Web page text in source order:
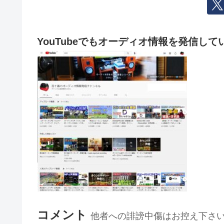
YouTubeでもオーディオ情報を発信して
コメント 他者への誹謗中傷はお控え下さ